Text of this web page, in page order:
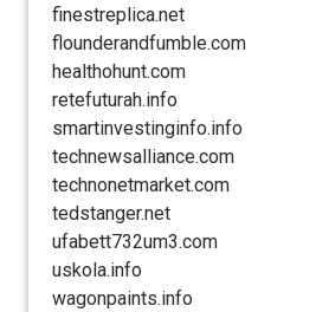
finestreplica.net
flounderandfumble.com
healthohunt.com
retefuturah.info
smartinvestinginfo.info
technewsalliance.com
technonetmarket.com
tedstanger.net
ufabett732um3.com
uskola.info
wagonpaints.info